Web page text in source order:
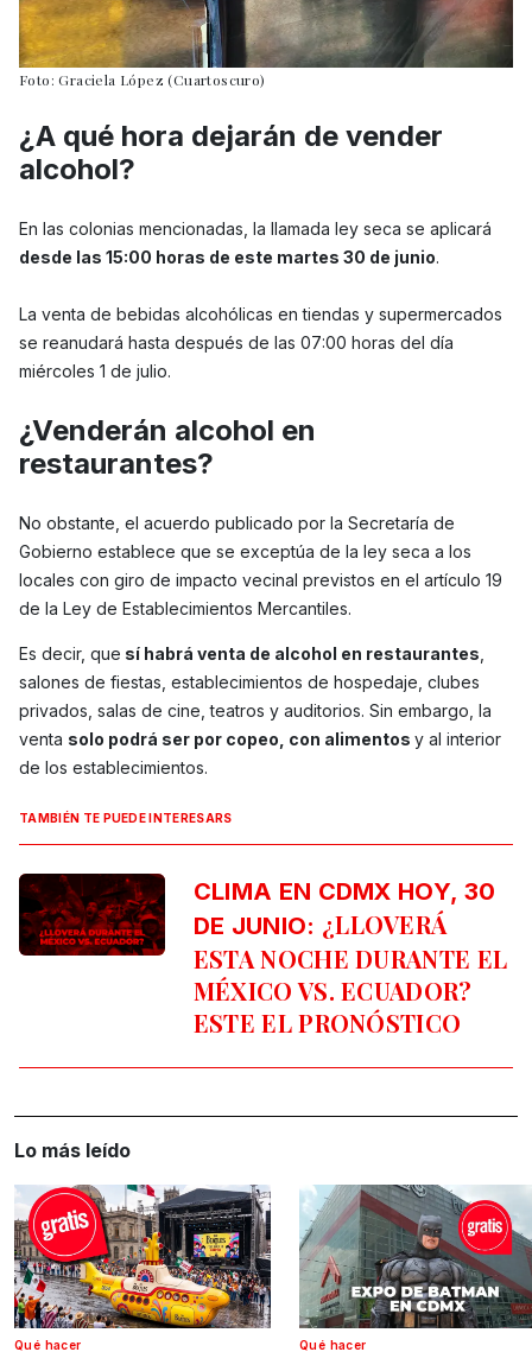
Foto: Graciela López (Cuartoscuro)
¿A qué hora dejarán de vender
alcohol?
En las colonias mencionadas, la llamada ley seca se aplicará
desde las 15:00 horas de este martes 30 de junio.
La venta de bebidas alcohólicas en tiendas y supermercados
se reanudará hasta después de las 07:00 horas del día
miércoles 1 de julio.
¿Venderán alcohol en
restaurantes?
No obstante, el acuerdo publicado por la Secretaría de
Gobierno establece que se exceptúa de la ley seca a los
locales con giro de impacto vecinal previstos en el artículo 19
de la Ley de Establecimientos Mercantiles.
Es decir, que sí habrá venta de alcohol en restaurantes
salones de fiestas, establecimientos de hospedaje, clubes
privados, salas de cine, teatros y auditorios. Sin embargo, la
venta solo podrá ser por copeo, con alimentos y al interior
de los establecimientos.
TAMBIÉN TE PUEDE INTERESARS
CLIMA EN CDMX HOY, 30
DE JUNIO: ¿LLOVERÁ
ESTA NOCHE DURANTE EL
MÉXICO VS. ECUADOR?
ESTE EL PRONÓSTICO
Lo más leído
Qué hacer Qué hacer